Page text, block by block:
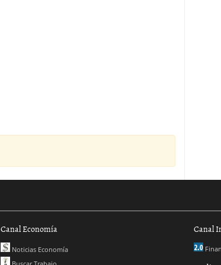
Canal Economía
Noticias Economía
Canal